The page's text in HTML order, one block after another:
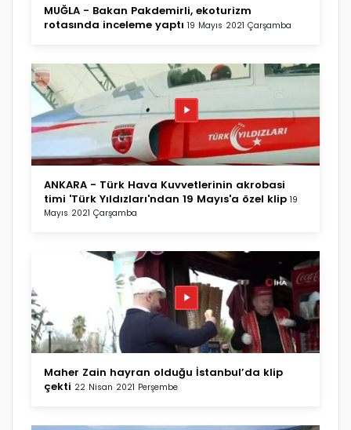
MUĞLA - Bakan Pakdemirli, ekoturizm
rotasında inceleme yaptı 19 Mayıs 2021 Çarşamba
ANKARA - Türk Hava Kuvvetlerinin akrobasi
timi 'Türk Yıldızları'ndan 19 Mayıs'a özel klip 19
Mayıs 2021 Çarşamba
Maher Zain hayran olduğu İstanbul’da klip
çekti 22 Nisan 2021 Perşembe